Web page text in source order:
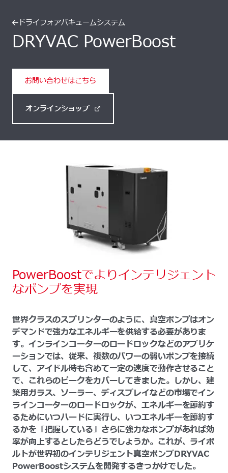
ドライフォアバキュームシステム
DRYVAC PowerBoost
お問い合わせはこちら
オンラインショップ
PowerBoostでよりインテリジェント
なポンプを実現
世界クラスのスプリンターのように、真空ポンプはオン
デマンドで強力なエネルギーを供給する必要がありま
す。インラインコーターのロードロックなどのアプリケ
ーションでは、従来、複数のパワーの弱いポンプを接続
して、アイドル時も含めて一定の速度で動作させること
で、これらのピークをカバーしてきました。しかし、建
築用ガラス、ソーラー、ディスプレイなどの市場でイン
ラインコーターのロードロックが、エネルギーを節約す
るためにいつハードに実行し、いつエネルギーを節約す
るかを「把握している」さらに強力なポンプがあれば効
率が向上するとしたらどうでしょうか。これが、ライボ
ルトが世界初のインテリジェント真空ポンプDRYVAC
PowerBoostシステムを開発するきっかけでした。